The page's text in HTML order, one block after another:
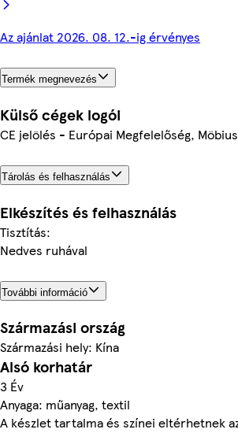
Az ajánlat 2026. 08. 12.-ig érvényes
Termék megnevezés
Külső cégek logói
CE jelölés - Európai Megfelelőség,
Tárolás és felhasználás
Elkészítés és felhasználás
Tisztítás:
Nedves ruhával
További információ
Származási ország
Származási hely: Kína
Alsó korhatár
3 Év
Anyaga: műanyag, textil
A készlet tartalma és színei eltérhetnek